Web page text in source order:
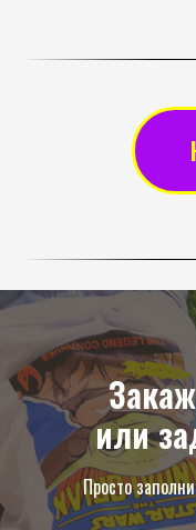
или
Просто